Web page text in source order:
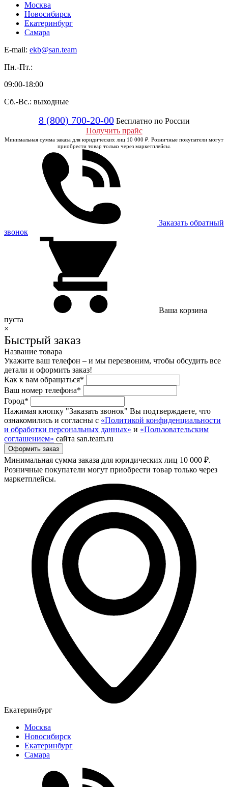
Москва
Новосибирск
Екатеринбург
Самара
E-mail: ekb@san.team
Пн.-Пт.:
09:00-18:00
Сб.-Вс.: выходные
8 (800) 700-20-00 Бесплатно по России
Получить прайс
Минимальная сумма заказа для юридических лиц 10 000 ₽. Розничные покупатели могут
приобрести товар только через маркетплейсы.
Заказать обратный
звонок
Ваша корзина
пуста
×
Быстрый заказ
Название товара
Укажите ваш телефон – и мы перезвоним, чтобы обсудить все
детали и оформить заказ!
Как к вам обращаться*
Ваш номер телефона*
Город*
Нажимая кнопку "Заказать звонок" Вы подтверждаете, что
ознакомились и согласны с «Политикой конфиденциальности
и обработки персональных данных» и «Пользовательским
соглашением» сайта san.team.ru
Минимальная сумма заказа для юридических лиц 10 000 ₽.
Розничные покупатели могут приобрести товар только через
маркетплейсы.
Екатеринбург
Москва
Новосибирск
Екатеринбург
Самара